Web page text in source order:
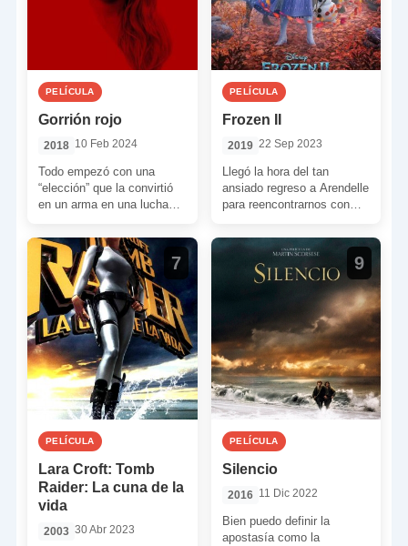
PELÍCULA
Gorrión rojo
2018 10 Feb 2024
Todo empezó con una
“elección” que la convirtió
en un arma en una lucha
nunca […]
PELÍCULA
Frozen II
2019 22 Sep 2023
Llegó la hora del tan
ansiado regreso a Arendelle
para reencontrarnos con
favoritas. Por supuesto,
también queremos saber
7
PELÍCULA
Lara Croft: Tomb
Raider: La cuna de la
vida
2003 30 Abr 2023
9
PELÍCULA
Silencio
2016 11 Dic 2022
Bien puedo definir la
apostasía como la